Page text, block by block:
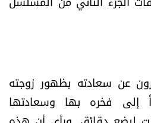
عن سعادته بظهور زوجته
إلى فخره بها وسعادتها